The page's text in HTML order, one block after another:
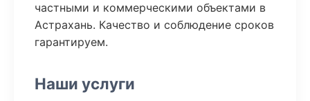
частными и коммерческими объектами в
Астрахань. Качество и соблюдение сроков
гарантируем.
Наши услуги